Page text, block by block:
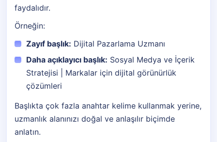
faydalıdır.
Örneğin:
Zayıf başlık: Dijital Pazarlama Uzmanı
Daha açıklayıcı başlık: Sosyal Medya ve İçerik
Stratejisi | Markalar için dijital görünürlük
çözümleri
Başlıkta çok fazla anahtar kelime kullanmak yerine,
uzmanlık alanınızı doğal ve anlaşılır biçimde
anlatın.